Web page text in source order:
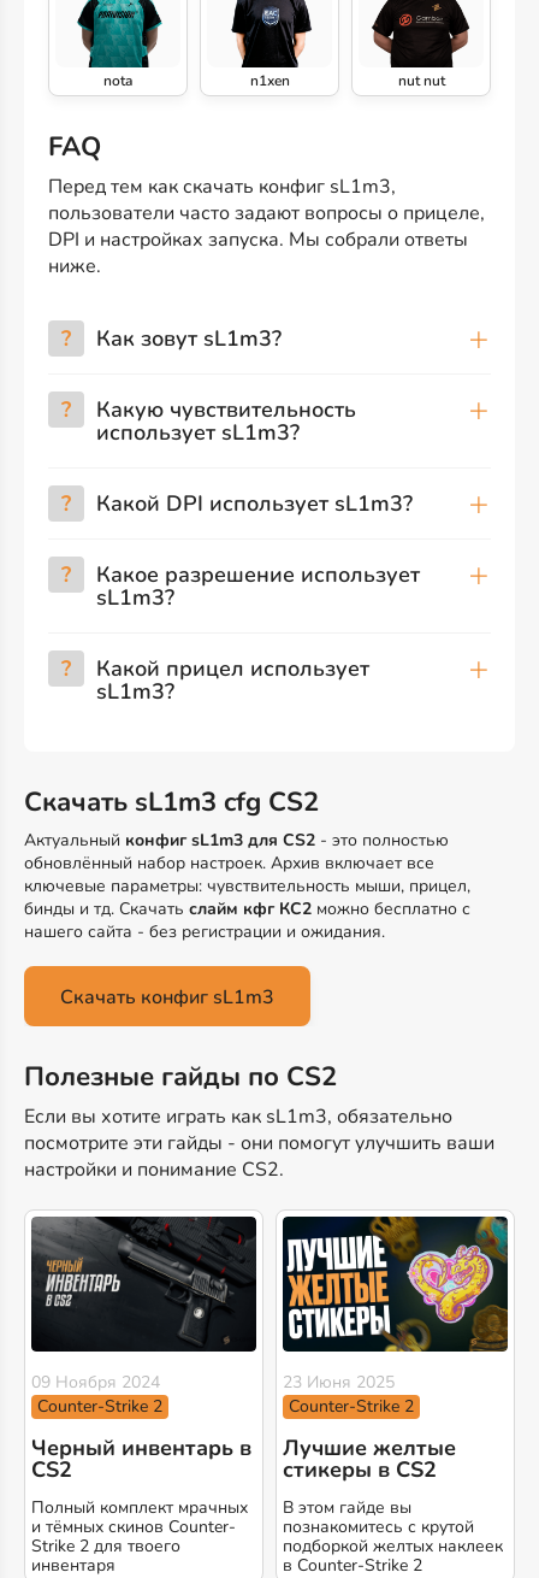
nota n1xen nut nut
FAQ
Перед тем как скачать конфиг sL1m3,
пользователи часто задают вопросы о прицеле,
DPI и настройках запуска. Мы собрали ответы
ниже.
? Как зовут sL1m3?
? Какую чувствительность
использует sL1m3?
? Какой DPI использует sL1m3?
? Какое разрешение использует
sL1m3?
? Какой прицел использует
sL1m3?
Скачать sL1m3 cfg CS2
Актуальный конфиг sL1m3 для CS2 - это полностью
обновлённый набор настроек. Архив включает все
ключевые параметры: чувствительность мыши, прицел,
бинды и тд. Скачать слайм кфг КС2 можно бесплатно с
нашего сайта - без регистрации и ожидания.
Скачать конфиг sL1m3
Полезные гайды по CS2
Если вы хотите играть как sL1m3, обязательно
посмотрите эти гайды - они помогут улучшить ваши
настройки и понимание CS2.
09 Ноября 2024
Counter-Strike 2
Черный инвентарь в
CS2
Полный комплект мрачных
и тёмных скинов Counter-
Strike 2 для твоего
инвентаря
23 Июня 2025
Counter-Strike 2
Лучшие желтые
стикеры в CS2
В этом гайде вы
познакомитесь с крутой
подборкой желтых наклеек
в Counter-Strike 2